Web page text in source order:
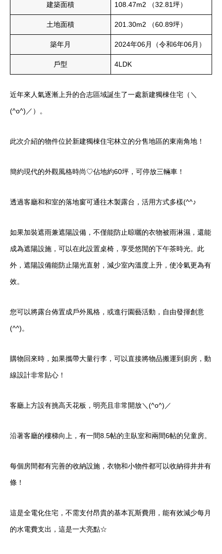
建築面積 108.47m2 （32.81坪）
土地面積 201.30m2 （60.89坪）
築年月 2024年06月（令和6年06月）
戶型 4LDK
近年來人氣逐漸上升的合志區域誕生了一處新建獨棟住宅（＼
(^o^)／）。
此次介紹的物件位於新建獨棟住宅林立的分售地區的東南角地！
簡約現代的外觀風格時尚♡佔地約60坪，可停放三輛車！
透過客廳和和室的落地窗可通往木製露台，活用方式多樣(^^♪
如果加裝遮雨兼遮陽設備，不僅能防止晾曬的衣物被雨淋濕，還能
成為遮陽設施，可以在此設置桌椅，享受悠閒的下午茶時光。此
外，遮陽設備能防止陽光直射，減少室內溫度上升，使冷氣更為有
效。
您可以將露台佈置成戶外風格，或進行園藝活動，自由發揮創意
(^^)。
購物回來時，如果攜帶大量行李，可以直接將物品搬運到廚房，動
線設計非常貼心！
客廳上方設有挑高天花板，明亮且非常開放＼(^o^)／
沿著客廳的樓梯向上，有一間8.5帖的主臥室和兩間6帖的兒童房。
每個房間都有完善的收納設施，衣物和小物件都可以收納得井井有
條！
這是全電化住宅，不需支付昂貴的基本瓦斯費用，能有效減少每月
的水電費支出，這是一大亮點☆